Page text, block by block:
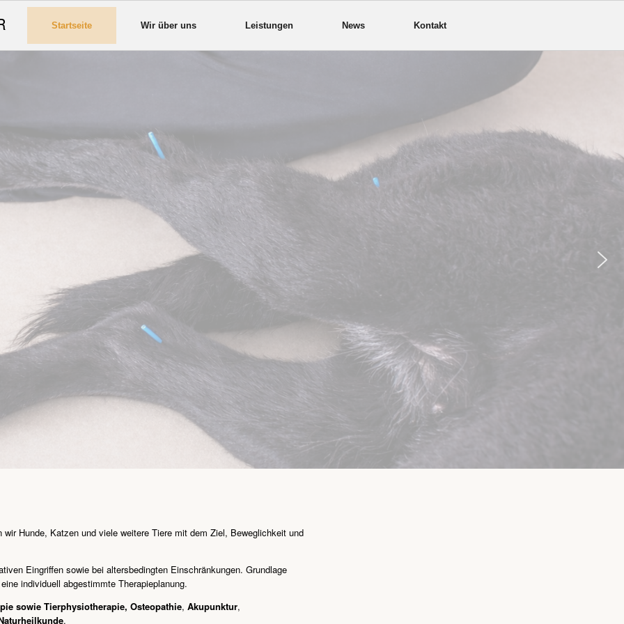
Startseite Wir über uns Leistungen News Kontakt
Hunde, Katzen und viele weitere Tiere mit dem Ziel, Beweglichkeit und
Eingriffen sowie bei altersbedingten Einschränkungen. Grundlage
individuell abgestimmte Therapieplanung.
sowie Tierphysiotherapie, Osteopathie, Akupunktur,
.